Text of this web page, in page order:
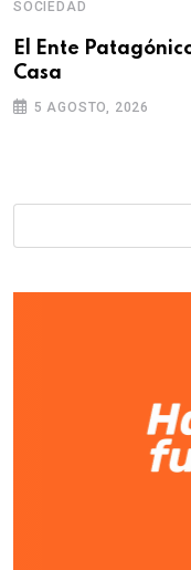
SOCIEDAD
El Ente
Casa
5 AGOSTO, 2026